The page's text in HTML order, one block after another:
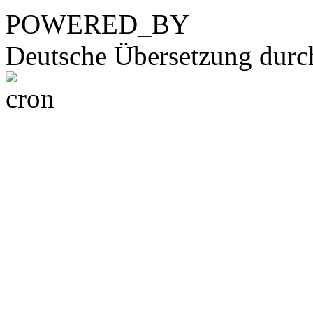
POWERED_BY
Deutsche Übersetzung